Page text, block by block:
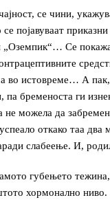
се чини,
појавуваат
Се покажа
во истовреме… А
па бременоста ги
не можела да
откако таа два
слабеење. И,
губењето
хормонално ниво.